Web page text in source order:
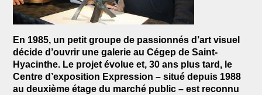
En 1985, un petit groupe de passionnés d’art visuel
décide d’ouvrir une galerie au Cégep de Saint-
Hyacinthe. Le projet évolue et, 30 ans plus tard, le
Centre d’exposition Expression – situé depuis 1988
au deuxième étage du marché public – est reconnu